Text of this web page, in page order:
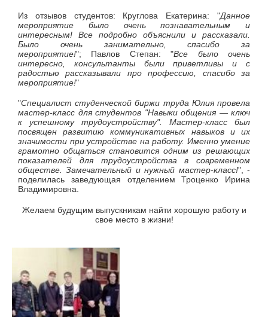
Из отзывов студентов: Круглова Екатерина: "Данное
мероприятие было очень познавательным и
интересным! Все подробно объяснили и рассказали.
Было очень занимательно, спасибо за
мероприятие!"; Павлов Степан: "Все было очень
интересно, консультанты были приветливы и с
радостью рассказывали про профессию, спасибо за
мероприятие!"
"Специалист студенческой биржи труда Юлия провела
мастер-класс для студентов "Навыки общения — ключ
к успешному трудоустройству". Мастер-класс был
посвящен развитию коммуникативных навыков и их
значимости при устройстве на работу. Именно умение
грамотно общаться становится одним из решающих
показателей для трудоустройства в современном
обществе. Замечательный и нужный мастер-класс!", -
поделилась заведующая отделением Троценко Ирина
Владимировна.
Желаем будущим выпускникам найти хорошую работу и
свое место в жизни!